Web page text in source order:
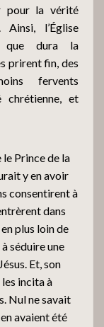
pour la vérité
l’Église
que dura la
prirent fin, des
fervents
chrétienne, et
le Prince de la
y en avoir
consentirent à
dans
plus loin de
séduire une
Et, son
incita à
Nul ne savait
avaient été